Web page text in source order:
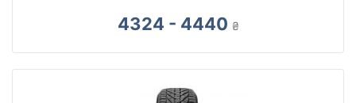
4324 - 4440 ₴